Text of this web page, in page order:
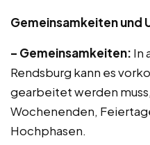
Gemeinsamkeiten und
– Gemeinsamkeiten: In
Rendsburg kann es
gearbeitet werden
Wochenenden,
Hochphasen.